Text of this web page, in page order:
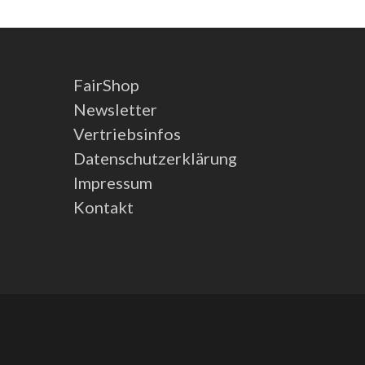
FairShop
Newsletter
Vertriebsinfos
Datenschutzerklärung
Impressum
Kontakt